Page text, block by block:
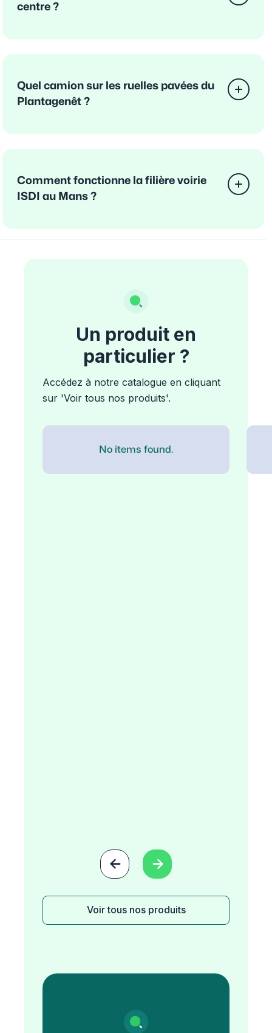
centre ?
Quel camion sur les ruelles pavées du
Plantagenêt ?
Comment fonctionne la filière voirie
ISDI au Mans ?
Un produit en
particulier ?
Accédez à notre catalogue en cliquant
sur 'Voir tous nos produits'.
No items found.
 
Voir tous nos produits